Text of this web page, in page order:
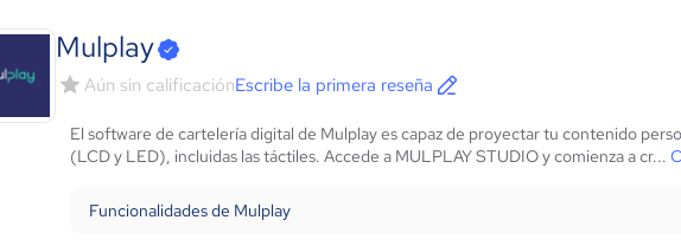
Mulplay
Aún sin calificaciónEscribe la primera reseña
El software de cartelería digital de Mulplay es capaz de proyectar tu contenido
(LCD y LED), incluidas las táctiles. Accede a MULPLAY STUDIO y comienza a cr...
Funcionalidades de Mulplay